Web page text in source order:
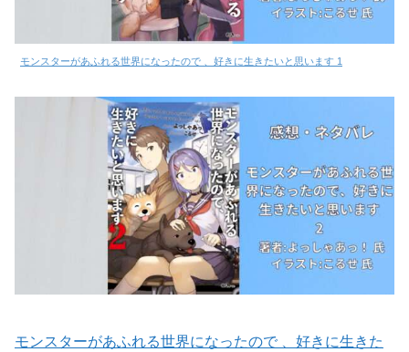
モンスターがあふれる世界になったので 、好きに生きたいと思います 1
モンスターがあふれる世界になったので 、好きに生きた